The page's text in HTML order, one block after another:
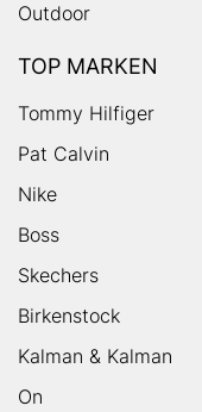
Outdoor
TOP MARKEN
Tommy Hilfiger
Pat Calvin
Nike
Boss
Skechers
Birkenstock
Kalman & Kalman
On